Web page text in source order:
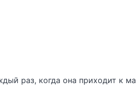
раз, когда она приходит к